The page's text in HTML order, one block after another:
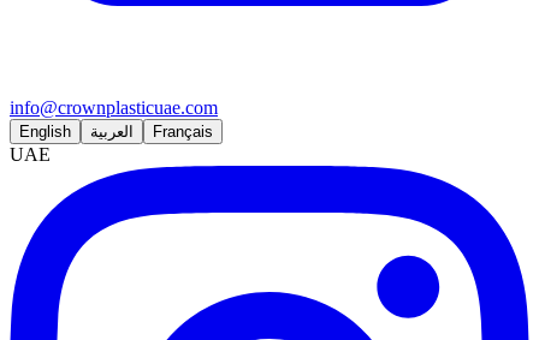
info@crownplasticuae.com
English العربية Français
UAE